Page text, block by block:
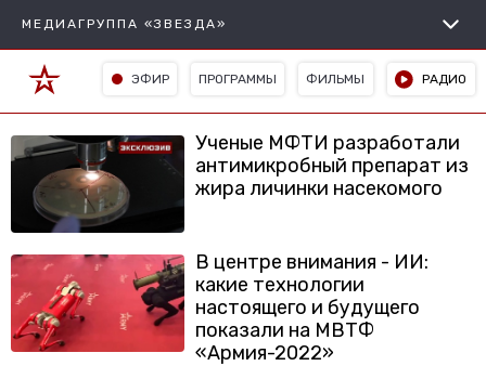
МЕДИАГРУППА «ЗВЕЗДА»
ЭФИР ПРОГРАММЫ ФИЛЬМЫ РАДИО
Ученые МФТИ разработали
антимикробный препарат из
жира личинки насекомого
В центре внимания - ИИ:
какие технологии
настоящего и будущего
показали на МВТФ
«Армия-2022»